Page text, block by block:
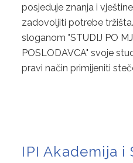
posjeduje znanja i
zadovoljiti potrebe
sloganom "STUDIJ PO
POSLODAVCA" svoje
pravi način primijeniti
IPI Akademija i